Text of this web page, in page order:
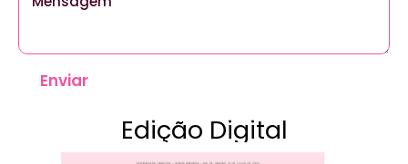
Enviar
Edição Digital